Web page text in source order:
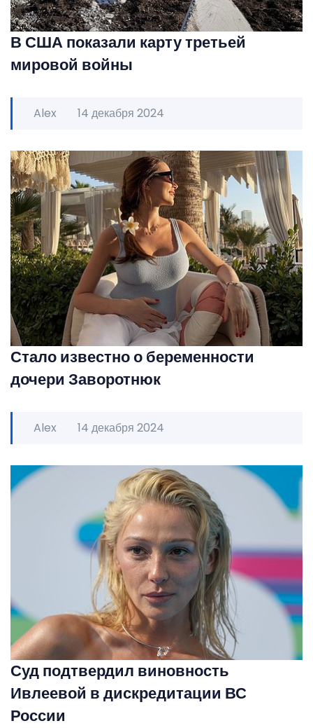
В США показали карту третьей
мировой войны
Alex 14 декабря 2024
Стало известно о беременности
дочери Заворотнюк
Alex 14 декабря 2024
Суд подтвердил виновность
Ивлеевой в дискредитации ВС
России